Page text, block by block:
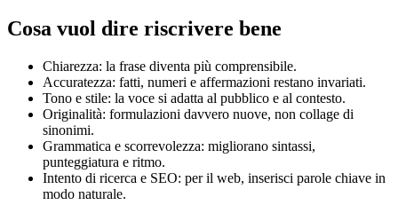
Cosa vuol dire riscrivere bene
Chiarezza: la frase diventa più comprensibile.
Accuratezza: fatti, numeri e affermazioni restano invariati.
Tono e stile: la voce si adatta al pubblico e al contesto.
Originalità: formulazioni davvero nuove, non collage di
sinonimi.
Grammatica e scorrevolezza: migliorano sintassi,
punteggiatura e ritmo.
Intento di ricerca e SEO: per il web, inserisci parole chiave in
modo naturale.